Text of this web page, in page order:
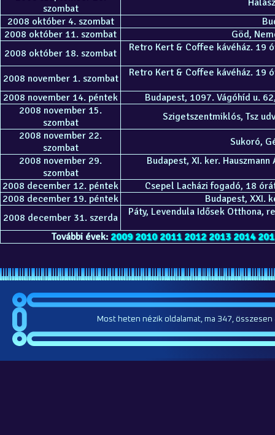
szombat
2008 október 4. szombat
2008 október 11. szombat
Göd,
2008 október 18. szombat
Retro Kert & Coffee kávéház. 19
2008 november 1. szombat Retro Kert & Coffee kávéház. 19
2008 november 14. péntek
Budapest, 1097. Vágóhíd u.
2008 november 15.
szombat
Szigetszentmiklós, Tsz
2008 november 22.
szombat
Sukoró,
2008 november 29.
szombat
Budapest, XI. ker.
2008 december 12. péntek
Csepel Lacházi fogadó, 18
2008 december 19. péntek
Budapest, XXI.
2008 december 31. szerda
Páty, Levendula Idősek Otthona,
További évek: 2009 2010 2011 2012 2013 2014
Most heten nézik oldalamat, ma 347,